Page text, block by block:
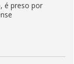
é preso por